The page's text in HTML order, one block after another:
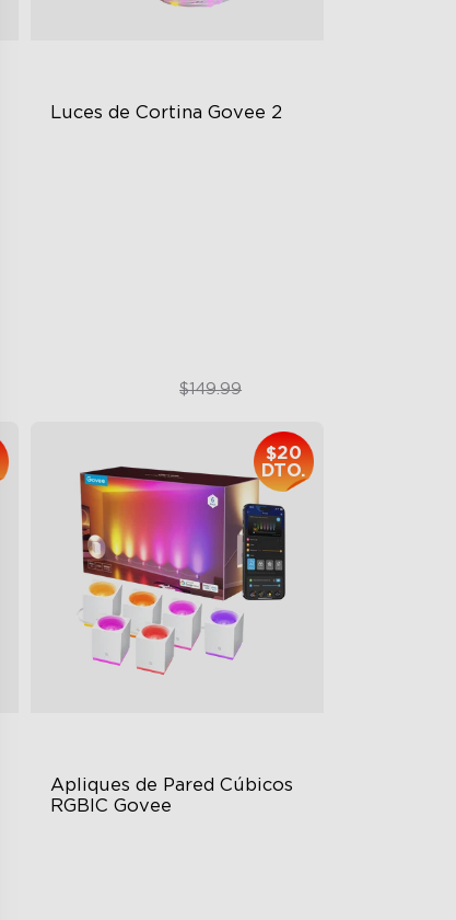
Luces de Cortina Govee 2
$109.99$149.99
Apliques de Pared Cúbicos
RGBIC Govee
$20
DTO.